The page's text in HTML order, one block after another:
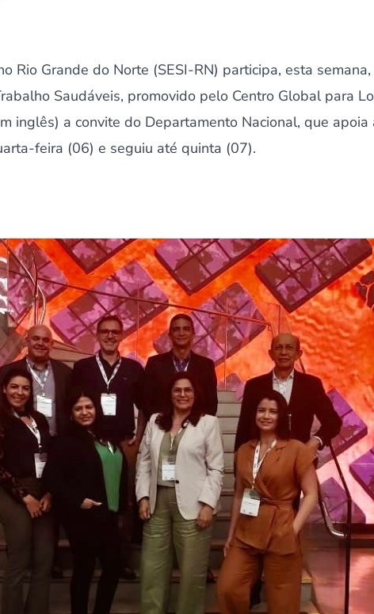
Rio Grande do Norte (SESI-RN) participa, esta
Saudáveis, promovido pelo Centro Global para
inglês) a convite do Departamento Nacional, que apoia
feira (06) e seguiu até quinta (07).